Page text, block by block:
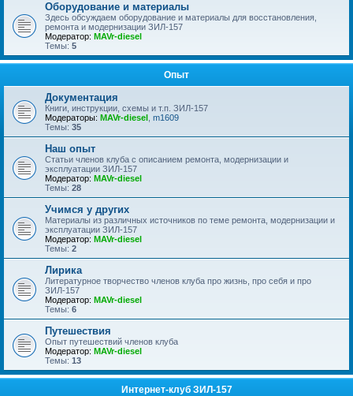
Оборудование и материалы
Здесь обсуждаем оборудование и материалы для восстановления,
ремонта и модернизации ЗИЛ-157
Модератор: MAVr-diesel
Темы: 5
Опыт
Документация
Книги, инструкции, схемы и т.п. ЗИЛ-157
Модераторы: MAVr-diesel m1609
Темы: 35
Наш опыт
Статьи членов клуба с описанием ремонта, модернизации и
эксплуатации ЗИЛ-157
Модератор: MAVr-diesel
Темы: 28
Учимся у других
Материалы из различных источников по теме ремонта, модернизации и
эксплуатации ЗИЛ-157
Модератор: MAVr-diesel
Темы: 2
Лирика
Литературное творчество членов клуба про жизнь, про себя и про
ЗИЛ-157
Модератор: MAVr-diesel
Темы: 6
Путешествия
Опыт путешествий членов клуба
Модератор: MAVr-diesel
Темы: 13
Интернет-клуб ЗИЛ-157